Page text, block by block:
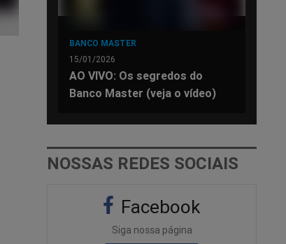
BANCO MASTER
15/01/2026
AO VIVO: Os segredos do
Banco Master (veja o vídeo)
NOSSAS REDES SOCIAIS
Facebook
Siga nossa página